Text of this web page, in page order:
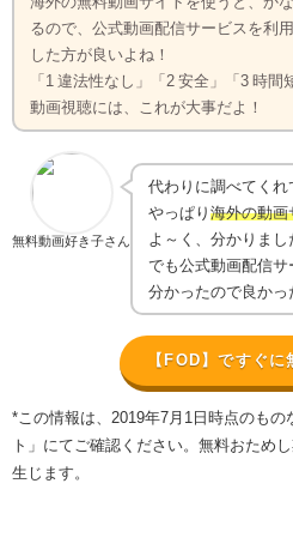
るので、公式動画配信サービスを利
した方が良いよね！
「1 違法性なし」「2 安全」「3 時間
動画視聴には、これが大事だよ！
無料動画好き子さん
代わりに調べてくれ
やっぱり 海外の動画
よ～く、分かりまし
でも公式動画配信
分かったので良かっ
【FOD】ですぐに
*この情報は、2019年7月1日時点のも
ト」にてご確認ください。無料おため
生じます。